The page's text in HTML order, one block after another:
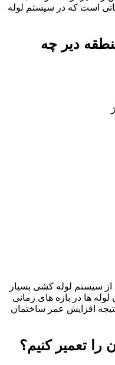
است که در سیستم لوله
دیر چه
از سیستم لوله کشی بسیار
ها در بازه های زمانی
افزایش عمر ساختمان
تعمیر کنیم؟